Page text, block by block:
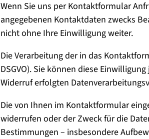
Wenn Sie uns per Kontaktformular
angegebenen Kontaktdaten zwecks
nicht ohne Ihre Einwilligung weiter.
Die Verarbeitung der in das
DSGVO). Sie können diese
Widerruf erfolgten
Die von Ihnen im Kontaktformular
widerrufen oder der Zweck für die
Bestimmungen – insbesondere